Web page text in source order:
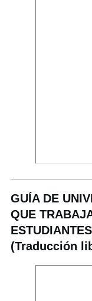
GUÍA DE
QUE
(Traducción